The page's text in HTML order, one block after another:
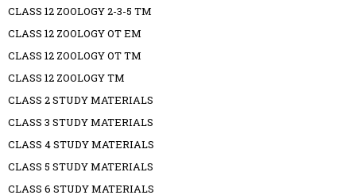
CLASS 12 ZOOLOGY 2-3-5 TM
CLASS 12 ZOOLOGY OT EM
CLASS 12 ZOOLOGY OT TM
CLASS 12 ZOOLOGY TM
CLASS 2 STUDY MATERIALS
CLASS 3 STUDY MATERIALS
CLASS 4 STUDY MATERIALS
CLASS 5 STUDY MATERIALS
CLASS 6 STUDY MATERIALS